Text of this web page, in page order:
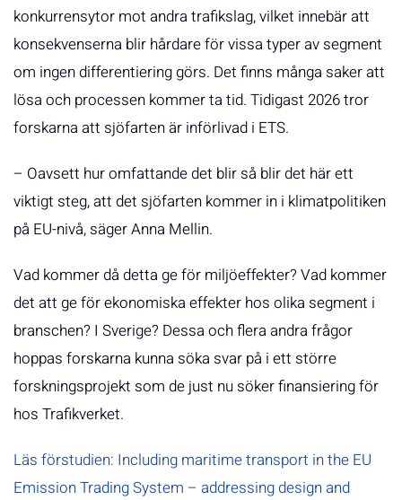
konkurrensytor mot andra trafikslag, vilket innebär att
konsekvenserna blir hårdare för vissa typer av segment
om ingen differentiering görs. Det finns många saker att
lösa och processen kommer ta tid. Tidigast 2026 tror
forskarna att sjöfarten är införlivad i ETS.
– Oavsett hur omfattande det blir så blir det här ett
viktigt steg, att det sjöfarten kommer in i klimatpolitiken
på EU-nivå, säger Anna Mellin.
Vad kommer då detta ge för miljöeffekter? Vad kommer
det att ge för ekonomiska effekter hos olika segment i
branschen? I Sverige? Dessa och flera andra frågor
hoppas forskarna kunna söka svar på i ett större
forskningsprojekt som de just nu söker finansiering för
hos Trafikverket.
Läs förstudien: Including maritime transport in the EU
Emission Trading System – addressing design and